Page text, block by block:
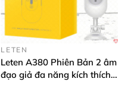
LETEN
Leten A380 Phiên Bản 2 âm
đạo giả đa năng kích thích